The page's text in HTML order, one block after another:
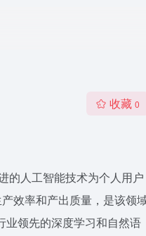
收藏 0
的人工智能技术为个人用户
效率和产出质量，是该领
业领先的深度学习和自然语